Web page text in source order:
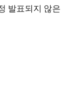
발표되지 않은